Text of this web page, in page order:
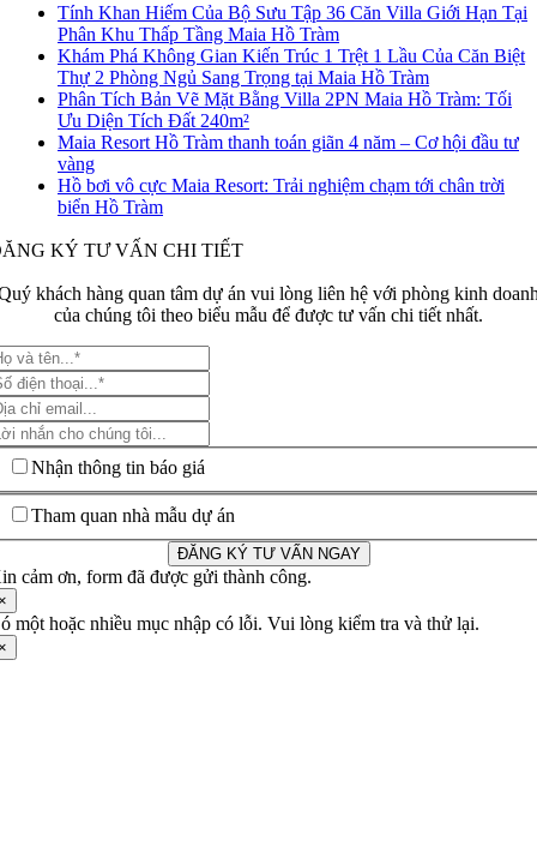
Tính Khan Hiếm Của Bộ Sưu Tập 36 Căn Villa Giới Hạn Tại
Phân Khu Thấp Tầng Maia Hồ Tràm
Khám Phá Không Gian Kiến Trúc 1 Trệt 1 Lầu Của Căn Biệt
Thự 2 Phòng Ngủ Sang Trọng tại Maia Hồ Tràm
Phân Tích Bản Vẽ Mặt Bằng Villa 2PN Maia Hồ Tràm: Tối
Ưu Diện Tích Đất 240m²
Maia Resort Hồ Tràm thanh toán giãn 4 năm – Cơ hội đầu tư
vàng
Hồ bơi vô cực Maia Resort: Trải nghiệm chạm tới chân trời
biển Hồ Tràm
KÝ TƯ VẤN CHI TIẾT
khách hàng quan tâm dự án vui lòng liên hệ với phòng kinh
của chúng tôi theo biểu mẫu để được tư vấn chi tiết nhất.
Nhận thông tin báo giá
Tham quan nhà mẫu dự án
ĐĂNG KÝ TƯ VẤN NGAY
cảm ơn, form đã được gửi thành công.
một hoặc nhiều mục nhập có lỗi. Vui lòng kiểm tra và thử lại.